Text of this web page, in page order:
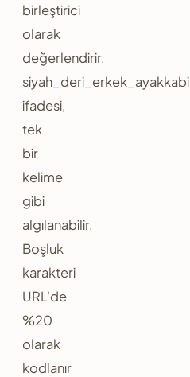
birleştirici
olarak
değerlendirir.
siyah_deri_erkek_ayakkabi
ifadesi,
tek
bir
kelime
gibi
algılanabilir.
Boşluk
karakteri
URL'de
%20
olarak
kodlanır